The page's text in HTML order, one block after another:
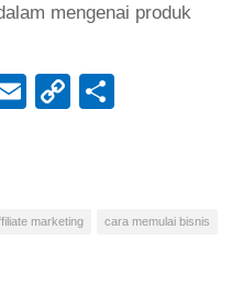
mengenai produk
EmailCopy
marketing cara memulai bisnis